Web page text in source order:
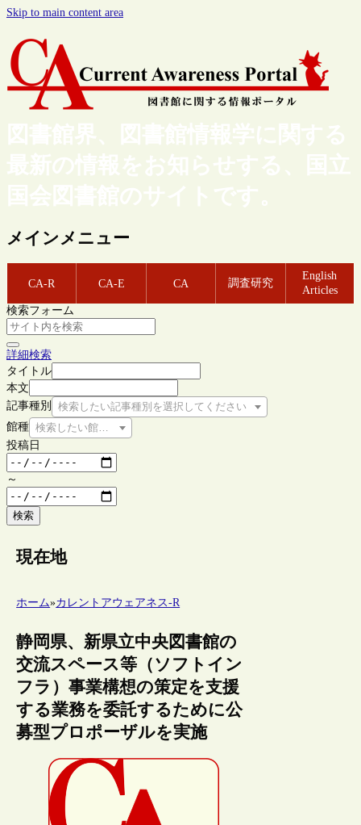
Skip to main content area
図書館界、図書館情報学に関する
最新の情報をお知らせする、国立
国会図書館のサイトです。
メインメニュー
CA-R CA-E CA 調査研究
English
Articles
検索フォーム
詳細検索
タイトル
本文
記事種別
検索したい記事種別を選択してください
館種 検索したい館種を選択してください
投稿日
～
検索
現在地
ホーム»カレントアウェアネス-R
静岡県、新県立中央図書館の
交流スペース等（ソフトイン
フラ）事業構想の策定を支援
する業務を委託するために公
募型プロポーザルを実施